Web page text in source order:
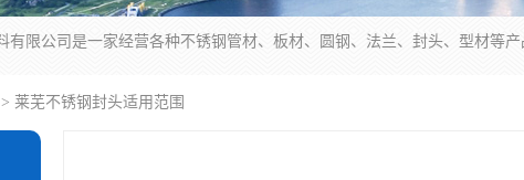
> 莱芜不锈钢封头适用范围